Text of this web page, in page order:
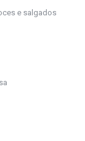
e salgados